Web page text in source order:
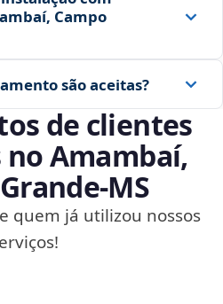
Campo
são aceitas?
de clientes
Amambaí,
quem já utilizou nossos